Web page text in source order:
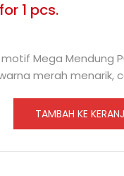
for 1 pcs.
Mega Mendung
merah menarik,
TAMBAH KE